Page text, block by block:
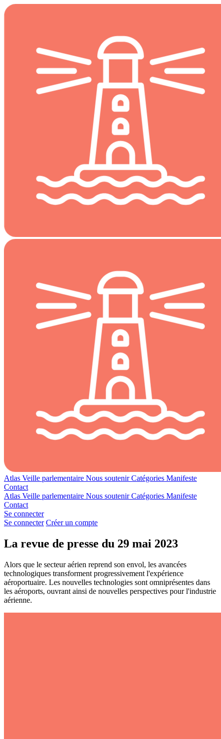
Atlas Veille parlementaire Nous soutenirCatégories Manifeste
Contact
Atlas Veille parlementaire Nous soutenirCatégories Manifeste
Contact
Se connecter
Se connecter Créer un compte
La revue de presse du 29 mai 2023
Alors que le secteur aérien reprend son envol, les avancées
technologiques transforment progressivement l'expérience
aéroportuaire. Les nouvelles technologies sont omniprésentes dans
les aéroports, ouvrant ainsi de nouvelles perspectives pour l'industrie
aérienne.